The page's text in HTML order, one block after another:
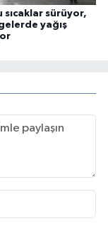
sıcaklar sürüyor,
yağış